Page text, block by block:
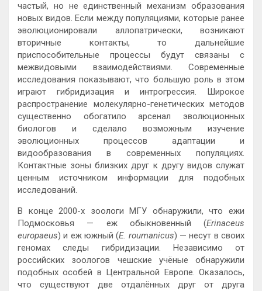
частый, но не единственный механизм образования
новых видов. Если между популяциями, которые ранее
эволюционировали аллопатрически, возникают
вторичные контакты, то дальнейшие
приспособительные процессы будут связаны с
межвидовыми взаимодействиями. Современные
исследования показывают, что большую роль в этом
играют гибридизация и интрогрессия. Широкое
распространение молекулярно-генетических методов
существенно обогатило арсенал эволюционных
биологов и сделало возможным изучение
эволюционных процессов адаптации и
видообразования в современных популяциях.
Контактные зоны близких друг к другу видов служат
ценным источником информации для подобных
исследований.
В конце 2000-х зоологи МГУ обнаружили, что ежи
Подмосковья — еж обыкновенный (Erinaceus
europaeus) и еж южный (E. roumanicus) — несут в своих
геномах следы гибридизации. Независимо от
российских зоологов чешские учёные обнаружили
подобных особей в Центральной Европе. Оказалось,
что существуют две отдалённых друг от друга